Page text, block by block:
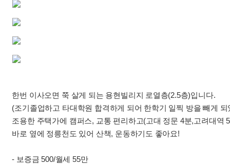
한번 이사오면 쭉 살게 되는 용현빌리지 로열층(2.5층)입니다.
(조기졸업하고 타대학원 합격하게 되어 한학기 일찍 방을 빼게 되
조용한 주택가에 캠퍼스, 교통 편리하고(고대 정문 4분,고려대역
바로 옆에 정릉천도 있어 산책, 운동하기도 좋아요!
- 보증금 500/월세 55만